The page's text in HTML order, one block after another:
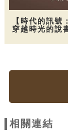
【時代的訊號
穿越時光的說
相關連結